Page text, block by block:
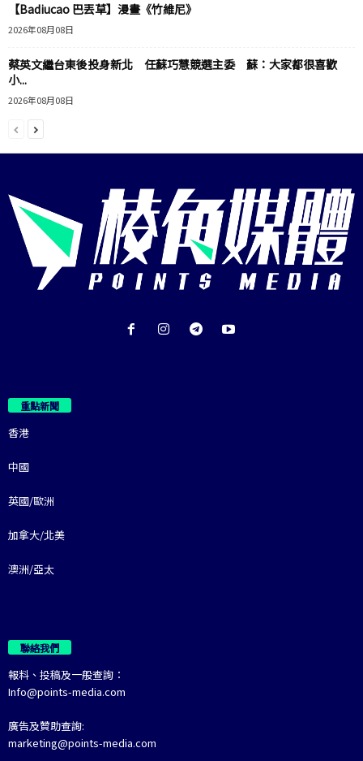
【Badiucao 巴丟草】漫畫《竹維尼》
2026年08月08日
蔡英文繼台東後投身新北 任蘇巧慧競選主委 蘇：大家都很喜歡
小...
2026年08月08日
重點新聞
香港
中國
英國/歐洲
加拿大/北美
澳洲/亞太
聯絡我們
報料、投稿及一般查詢：
Info@points-media.com
廣告及贊助查詢:
marketing@points-media.com